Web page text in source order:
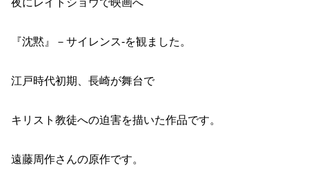
夜にレイトショウで映画へ
『沈黙』－サイレンス-を観ました。
江戸時代初期、長崎が舞台で
キリスト教徒への迫害を描いた作品です。
遠藤周作さんの原作です。